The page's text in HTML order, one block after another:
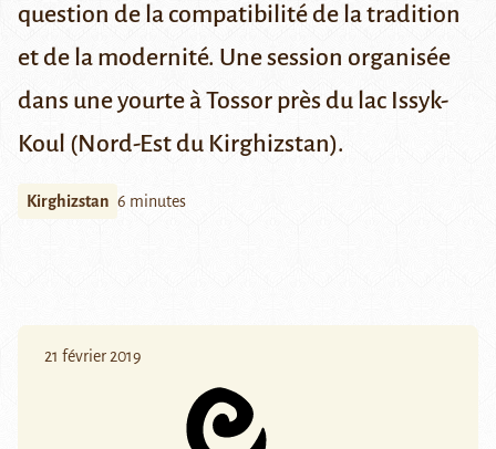
question de la compatibilité de la tradition
et de la modernité. Une session organisée
dans une yourte à Tossor près du lac Issyk-
Koul (Nord-Est du Kirghizstan).
Kirghizstan 6 minutes
21 février 2019